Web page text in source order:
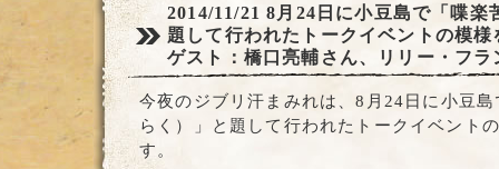
2014/11/218月24日に小豆島で「喋楽
題して行われたトークイベントの模
ゲスト：橋口亮輔さん、リリー・フラ
今夜のジブリ汗まみれは、8月24日に小豆
らく）」と題して行われたトークイベント
す。